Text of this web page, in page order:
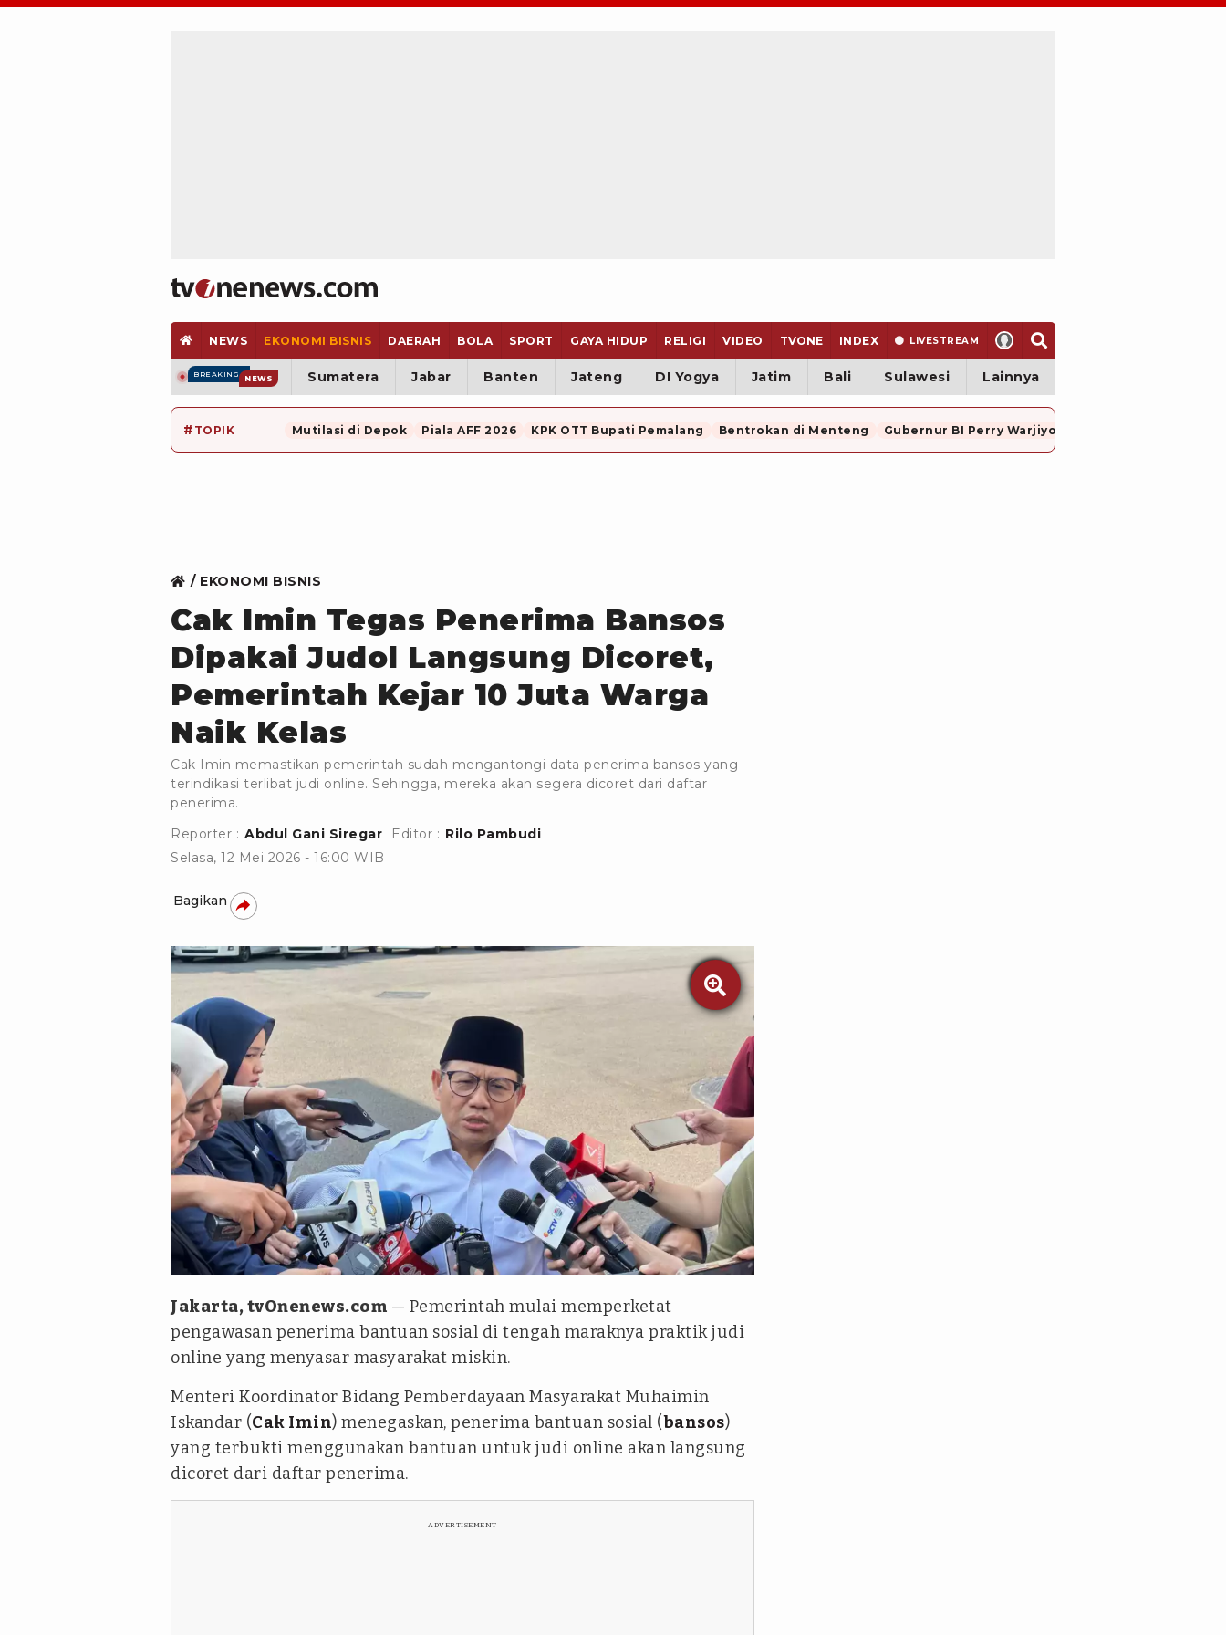
NEWS EKONOMI BISNIS DAERAH BOLA SPORT GAYA HIDUP RELIGI VIDEO TVONE INDEX LIVESTREAM
BREAKING NEWS Sumatera Jabar Banten Jateng DI Yogya Jatim Bali Sulawesi Lainnya
# TOPIK Mutilasi di Depok Piala AFF 2026 KPK OTT Bupati Pemalang Bentrokan di Menteng Gubernur BI Perry Warjiyo Mundur
EKONOMI BISNIS
Cak Imin Tegas Penerima Bansos
Dipakai Judol Langsung Dicoret,
Pemerintah Kejar 10 Juta Warga
Naik Kelas
Cak Imin memastikan pemerintah sudah mengantongi data penerima bansos yang
terindikasi terlibat judi online. Sehingga, mereka akan segera dicoret dari daftar
penerima.
Reporter : Abdul Gani Siregar Editor : Rilo Pambudi
Selasa, 12 Mei 2026 - 16:00 WIB
Bagikan

tvOnenews.com/Abdul Gani Siregar
Jakarta, tvOnenews.com — Pemerintah mulai memperketat
pengawasan penerima bantuan sosial di tengah maraknya praktik judi
online yang menyasar masyarakat miskin.
Menteri Koordinator Bidang Pemberdayaan Masyarakat Muhaimin
Iskandar (Cak Imin) menegaskan, penerima bantuan sosial (bansos)
yang terbukti menggunakan bantuan untuk judi online akan langsung
dicoret dari daftar penerima.
ADVERTISEMENT